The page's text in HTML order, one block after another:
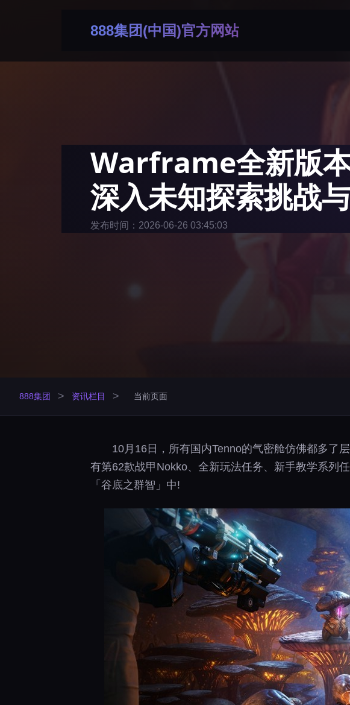
888集团(中国)官方网站
Warframe全新版本
深入未知探索挑战
发布时间：2026-06-26 03:45:03
888集团 > 资讯栏目 > 当前页面
10月16日，所有国内Tenno的气密舱仿佛都多了
有第62款战甲Nokko、全新玩法任务、新手教学系列
「谷底之群智」中!